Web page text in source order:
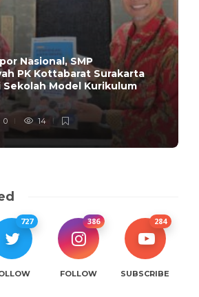
Nasional, SMP
PK Kottabarat Surakarta
Model Kurikulum
0 14
727 386
FOLLOW
284
SUBSCRIBE